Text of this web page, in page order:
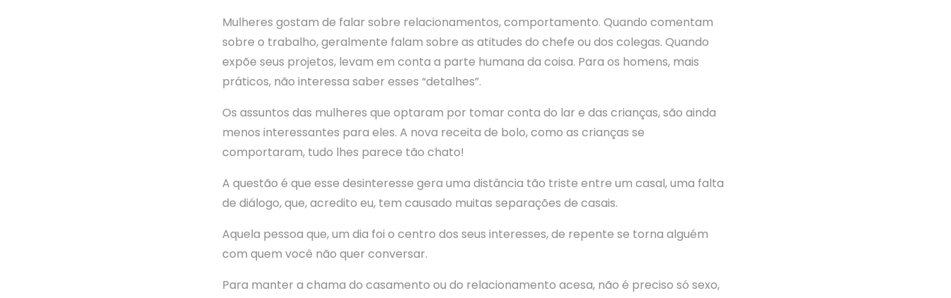
Mulheres gostam de falar sobre relacionamentos, comportamento. Quando comentam
sobre o trabalho, geralmente falam sobre as atitudes do chefe ou dos colegas. Quando
expõe seus projetos, levam em conta a parte humana da coisa. Para os homens, mais
práticos, não interessa saber esses “detalhes”.
Os assuntos das mulheres que optaram por tomar conta do lar e das crianças, são ainda
menos interessantes para eles. A nova receita de bolo, como as crianças se
comportaram, tudo lhes parece tão chato!
A questão é que esse desinteresse gera uma distância tão triste entre um casal, uma falta
de diálogo, que, acredito eu, tem causado muitas separações de casais.
Aquela pessoa que, um dia foi o centro dos seus interesses, de repente se torna alguém
com quem você não quer conversar.
Para manter a chama do casamento ou do relacionamento acesa, não é preciso só sexo,